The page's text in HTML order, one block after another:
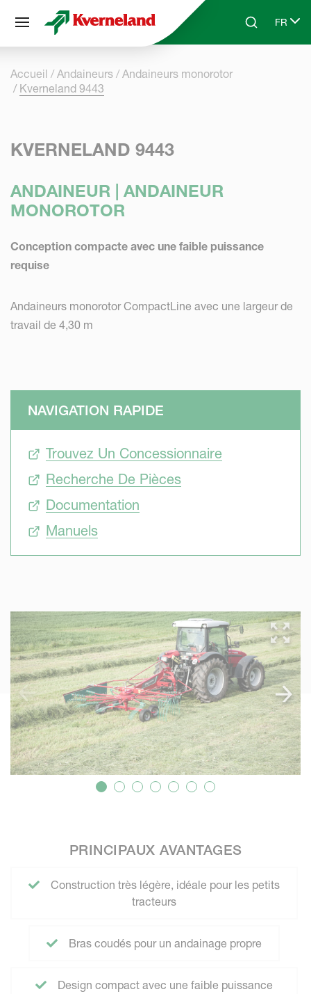
Skip to main contentSearchFR
Select
Accueil Andaineurs
Andaineurs monorotor
Kverneland 9443
KVERNELAND 9443
ANDAINEUR | ANDAINEUR
MONOROTOR
Conception compacte avec une faible puissance
requise
Andaineurs monorotor CompactLine avec une largeur de
travail de 4,30 m
NAVIGATION RAPIDE
Trouvez Un Concessionnaire
Recherche De Pièces
Documentation
Manuels
PRINCIPAUX AVANTAGES
Construction très légère, idéale pour les petits
tracteurs
Bras coudés pour un andainage propre
Design compact avec une faible puissance
Panneau de gestion des cookies